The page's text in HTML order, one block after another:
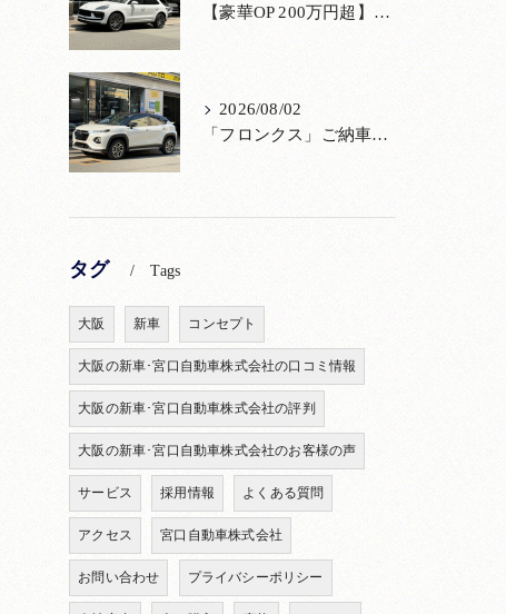
【豪華OP 200万円超】極上のポルシェ マカンが入荷！注目のオプション装備
2026/08/02
「フロンクス」ご納車！購入からメンテナンス・リコールまで！宮口自動車
タグ Tags
大阪 新車 コンセプト
大阪の新車･宮口自動車株式会社の口コミ情報
大阪の新車･宮口自動車株式会社の評判
大阪の新車･宮口自動車株式会社のお客様の声
サービス 採用情報 よくある質問
アクセス 宮口自動車株式会社
お問い合わせ プライバシーポリシー